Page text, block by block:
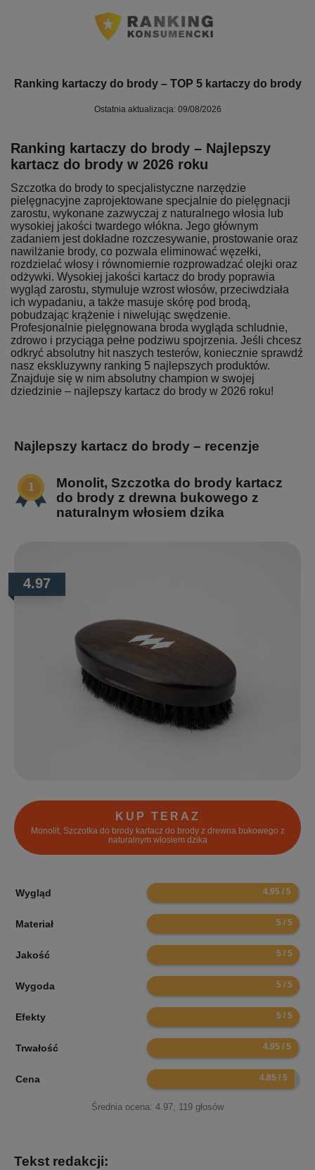
Ranking kartaczy do brody – TOP 5 kartaczy do brody
Ostatnia aktualizacja: 09/08/2026
Ranking kartaczy do brody – Najlepszy
kartacz do brody w 2026 roku
Szczotka do brody to specjalistyczne narzędzie
pielęgnacyjne zaprojektowane specjalnie do pielęgnacji
zarostu, wykonane zazwyczaj z naturalnego włosia lub
wysokiej jakości twardego włókna. Jego głównym
zadaniem jest dokładne rozczesywanie, prostowanie oraz
nawilżanie brody, co pozwala eliminować węzełki,
rozdzielać włosy i równomiernie rozprowadzać olejki oraz
odżywki. Wysokiej jakości kartacz do brody poprawia
wygląd zarostu, stymuluje wzrost włosów, przeciwdziała
ich wypadaniu, a także masuje skórę pod brodą,
pobudzając krążenie i niwelując swędzenie.
Profesjonalnie pielęgnowana broda wygląda schludnie,
zdrowo i przyciąga pełne podziwu spojrzenia. Jeśli chcesz
odkryć absolutny hit naszych testerów, koniecznie sprawdź
nasz ekskluzywny ranking 5 najlepszych produktów.
Znajduje się w nim absolutny champion w swojej
dziedzinie – najlepszy kartacz do brody w 2026 roku!
Najlepszy kartacz do brody – recenzje
Monolit, Szczotka do brody kartacz
do brody z drewna bukowego z
naturalnym włosiem dzika
4.97
KUP TERAZ
Monolit, Szczotka do brody kartacz do brody z drewna bukowego z
naturalnym włosiem dzika
Wygląd 9.9
Materiał 10
Jakość 10
Wygoda 10
Efekty 10
Trwałość 9.9
Cena 9.7
Średnia ocena: 4.97, 119 głosów
Tekst redakcji: